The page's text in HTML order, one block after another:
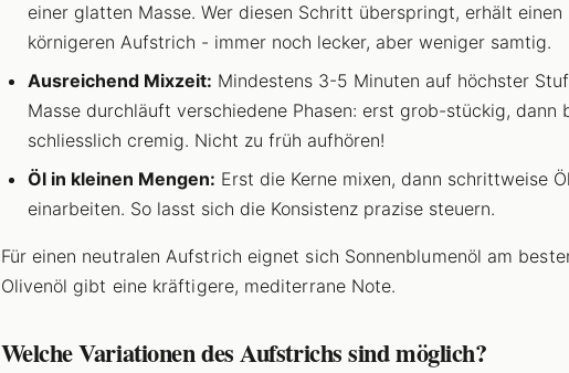
einer glatten Masse. Wer diesen Schritt überspringt, erhält einen
körnigeren Aufstrich - immer noch lecker, aber weniger samtig.
Ausreichend Mixzeit: Mindestens 3-5 Minuten auf höchster
Masse durchläuft verschiedene Phasen: erst grob-stückig, dann
schliesslich cremig. Nicht zu früh aufhören!
Öl in kleinen Mengen: Erst die Kerne mixen, dann schrittweise
einarbeiten. So lasst sich die Konsistenz prazise steuern.
Für einen neutralen Aufstrich eignet sich Sonnenblumenöl am
Olivenöl gibt eine kräftigere, mediterrane Note.
Welche Variationen des Aufstrichs sind möglich?